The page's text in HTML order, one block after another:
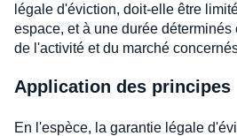
légale d'éviction, doit-elle être
espace, et à une durée déterminés
de l'activité et du marché
Application des principes
En l'espèce, la garantie légale